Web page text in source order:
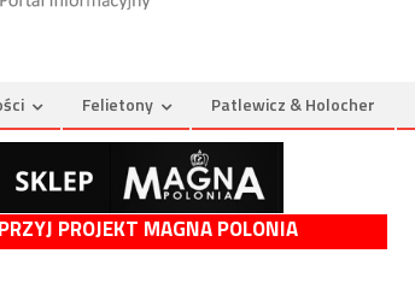
Felietony Patlewicz & Holocher
PROJEKT MAGNA POLONIA